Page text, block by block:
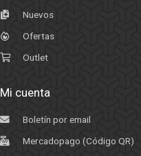
Nuevos
Ofertas
Outlet
Mi cuenta
Boletín por email
Mercadopago (Código QR)